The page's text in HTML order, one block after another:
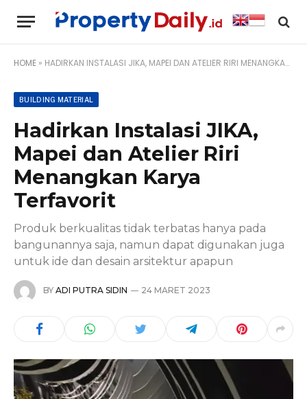
HOME » HADIRKAN INSTALASI JIKA, MAPEI DAN ATELIER RIRI MENANGKAN KARYA TERFAVORIT
BUILDING MATERIAL
Hadirkan Instalasi JIKA,
Mapei dan Atelier Riri
Menangkan Karya
Terfavorit
Produk berkualitas tidak terbatas hanya pada
bangunannya saja, namun dapat digunakan juga
untuk ide dan desain arsitektur apapun
BY ADI PUTRA SIDIN 24 MARET 2023